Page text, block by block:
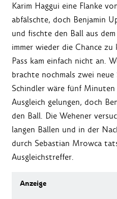
Karim Haggui eine Flanke
abfälschte, doch Benjamin
und fischte den Ball aus
immer wieder die Chance
Pass kam einfach nicht an.
brachte nochmals zwei
Schindler wäre fünf
Ausgleich gelungen, doch
den Ball. Die Wehener
langen Bällen und in der
durch Sebastian Mrowca
Ausgleichstreffer.